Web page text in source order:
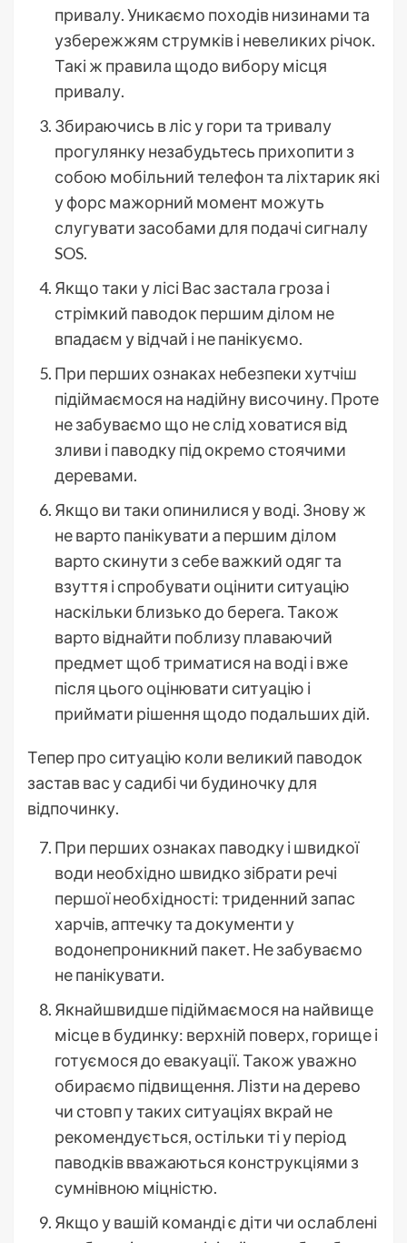
привалу. Уникаємо походів низинами та
узбережжям струмків і невеликих річок.
Такі ж правила щодо вибору місця
привалу.
Збираючись в ліс у гори та тривалу
прогулянку незабудьтесь прихопити з
собою мобільний телефон та ліхтарик які
у форс мажорний момент можуть
слугувати засобами для подачі сигналу
SOS.
Якщо таки у лісі Вас застала гроза і
стрімкий паводок першим ділом не
впадаєм у відчай і не панікуємо.
При перших ознаках небезпеки хутчіш
підіймаємося на надійну височину. Проте
не забуваємо що не слід ховатися від
зливи і паводку під окремо стоячими
деревами.
Якщо ви таки опинилися у воді. Знову ж
не варто панікувати а першим ділом
варто скинути з себе важкий одяг та
взуття і спробувати оцінити ситуацію
наскільки близько до берега. Також
варто віднайти поблизу плаваючий
предмет щоб триматися на воді і вже
після цього оцінювати ситуацію і
приймати рішення щодо подальших дій.
Тепер про ситуацію коли великий паводок
застав вас у садибі чи будиночку для
відпочинку.
При перших ознаках паводку і швидкої
води необхідно швидко зібрати речі
першої необхідності: триденний запас
харчів, аптечку та документи у
водонепроникний пакет. Не забуваємо
не панікувати.
Якнайшвидше підіймаємося на найвище
місце в будинку: верхній поверх, горище і
готуємося до евакуації. Також уважно
обираємо підвищення. Лізти на дерево
чи стовп у таких ситуаціях вкрай не
рекомендується, остільки ті у період
паводків вважаються конструкціями з
сумнівною міцністю.
Якщо у вашій команді є діти чи ослаблені